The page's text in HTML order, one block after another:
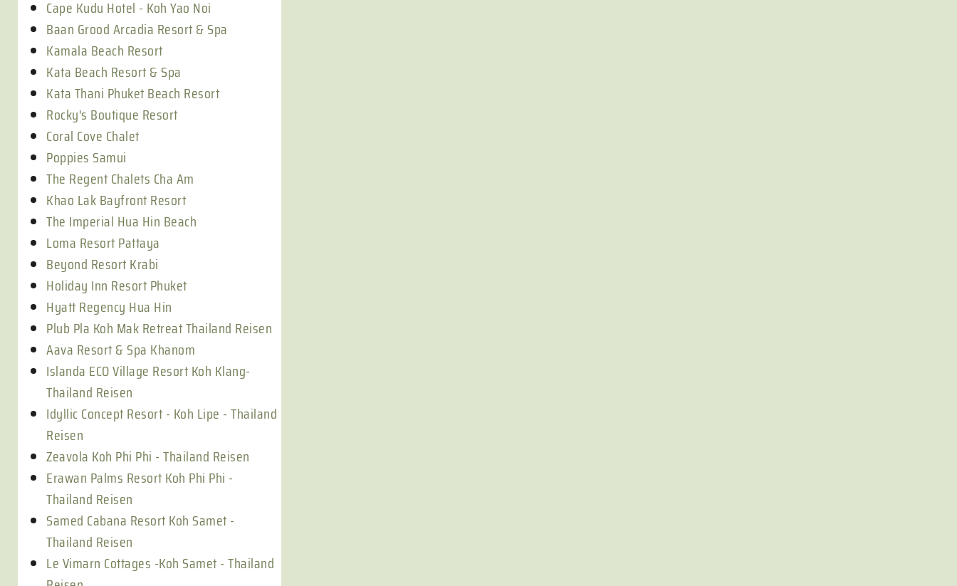
Cape Kudu Hotel - Koh Yao Noi
Baan Grood Arcadia Resort & Spa
Kamala Beach Resort
Kata Beach Resort & Spa
Kata Thani Phuket Beach Resort
Rocky's Boutique Resort
Coral Cove Chalet
Poppies Samui
The Regent Chalets Cha Am
Khao Lak Bayfront Resort
The Imperial Hua Hin Beach
Loma Resort Pattaya
Beyond Resort Krabi
Holiday Inn Resort Phuket
Hyatt Regency Hua Hin
Plub Pla Koh Mak Retreat Thailand Reisen
Aava Resort & Spa Khanom
Islanda ECO Village Resort Koh Klang-
Thailand Reisen
Idyllic Concept Resort - Koh Lipe - Thailand
Reisen
Zeavola Koh Phi Phi - Thailand Reisen
Erawan Palms Resort Koh Phi Phi -
Thailand Reisen
Samed Cabana Resort Koh Samet -
Thailand Reisen
Le Vimarn Cottages -Koh Samet - Thailand